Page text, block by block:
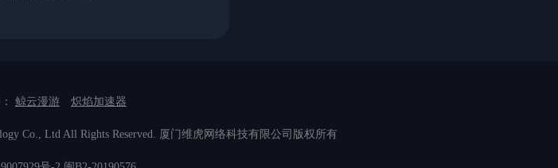
鲸云漫游 炽焰加速器
Co., Ltd All Rights Reserved. 厦门维虎网络科技有限公司版权所有